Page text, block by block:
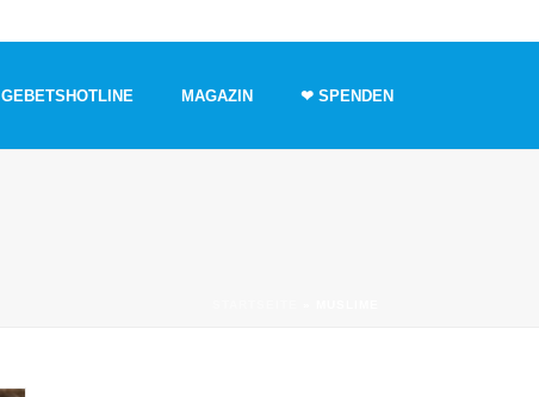
GEBETSHOTLINE MAGAZIN ❤ SPENDEN